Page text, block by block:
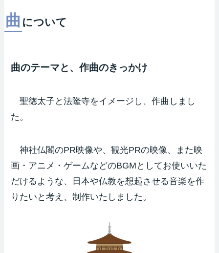
曲 について
曲のテーマと、作曲のきっかけ
聖徳太子と法隆寺をイメージし、作曲しまし
た。
神社仏閣のPR映像や、観光PRの映像、また映
画・アニメ・ゲームなどのBGMとしてお使いいた
だけるような、日本や仏教を想起させる音楽を作
りたいと考え、制作いたしました。